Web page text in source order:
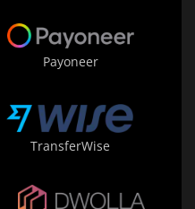
Payoneer
TransferWise